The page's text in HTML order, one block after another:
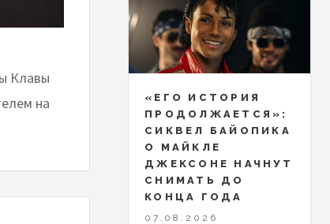
Клавы
на
«ЕГО ИСТОРИЯ
ПРОДОЛЖАЕТСЯ»:
СИКВЕЛ БАЙОПИКА
О МАЙКЛЕ
ДЖЕКСОНЕ НАЧНУТ
СНИМАТЬ ДО
КОНЦА ГОДА
07.08.2026